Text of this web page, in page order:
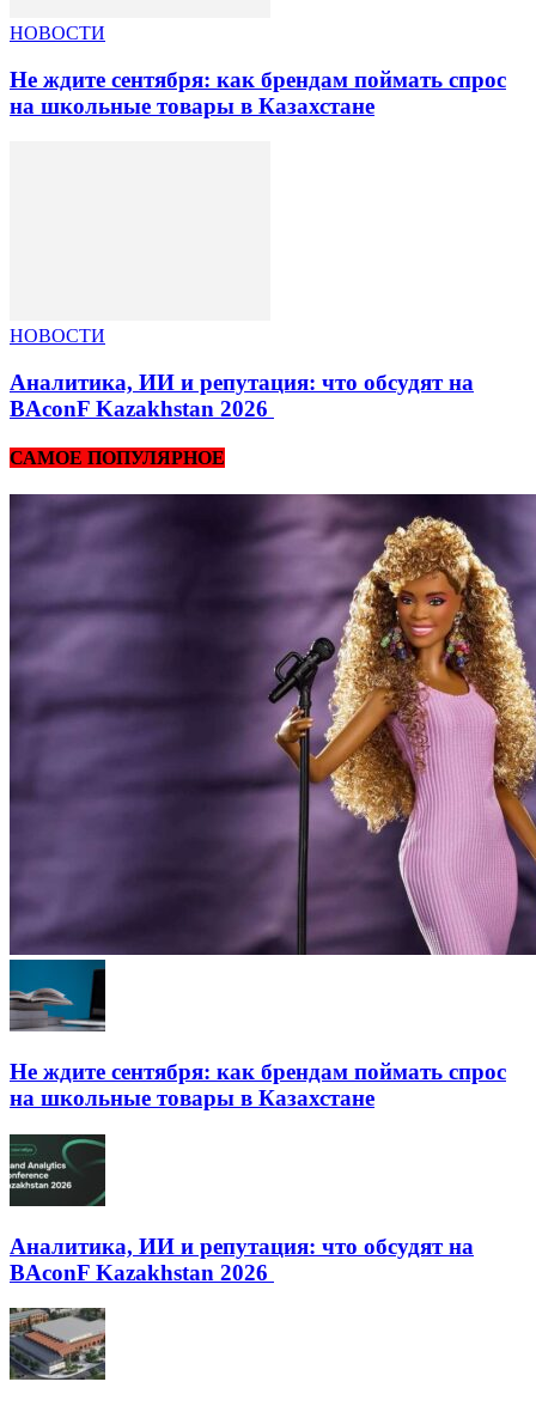
НОВОСТИ
Не ждите сентября: как брендам поймать спрос
на школьные товары в Казахстане
НОВОСТИ
Аналитика, ИИ и репутация: что обсудят на
BAconF Kazakhstan 2026
САМОЕ ПОПУЛЯРНОЕ
Не ждите сентября: как брендам поймать спрос
на школьные товары в Казахстане
Аналитика, ИИ и репутация: что обсудят на
BAconF Kazakhstan 2026